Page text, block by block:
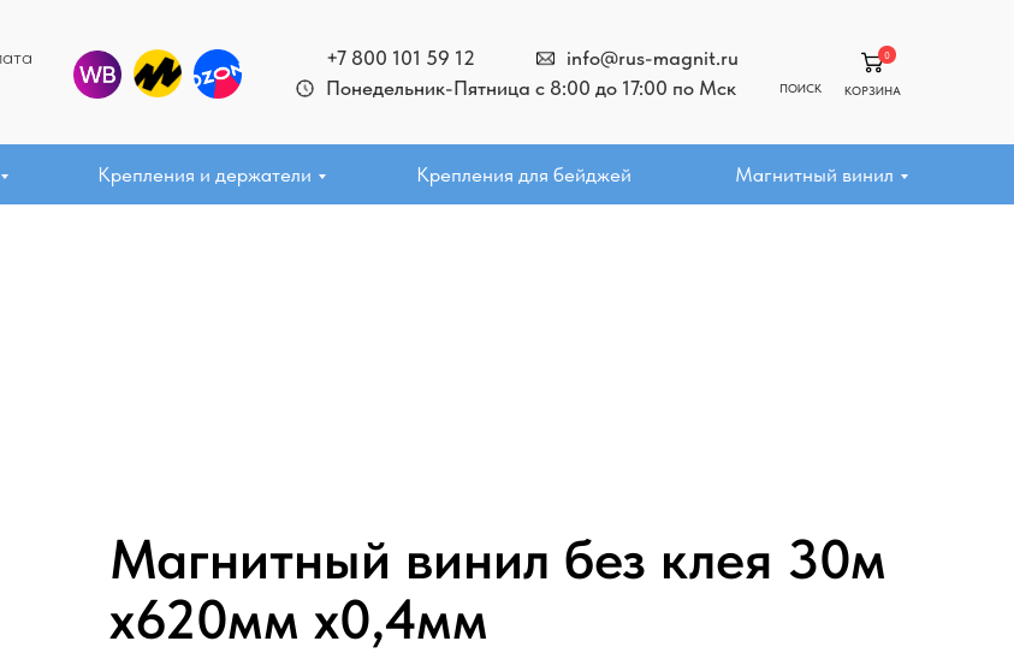
Крепления и держатели Крепления для бейджей Магнитный винил
КОРЗИНА
0
ПОИСК
+7 800 101 59 12
info@rus-magnit.ru
Понедельник-Пятница с 8:00 до 17:00 по Мск
Магнитный винил без клея 30м
х620мм х0,4мм